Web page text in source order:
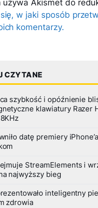
używa Akismet do
w jaki sposób
komentarzy.
CZYTANE
szybkość i opóźnienie
klawiatury Razer
datę premiery
StreamElements i
najwyższy bieg
inteligentny
zdrowia